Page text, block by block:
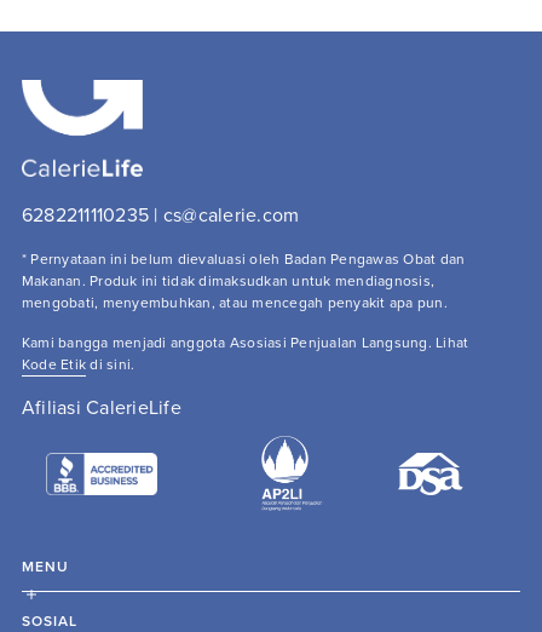
6282211110235 | cs@calerie.com
* Pernyataan ini belum dievaluasi oleh Badan Pengawas Obat dan
Makanan. Produk ini tidak dimaksudkan untuk mendiagnosis,
mengobati, menyembuhkan, atau mencegah penyakit apa pun.
Kode Etik di sini.
Afiliasi CalerieLife
MENU
SOSIAL